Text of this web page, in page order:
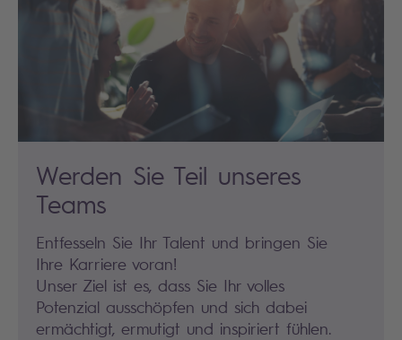
Werden Sie Teil unseres
Teams
Entfesseln Sie Ihr Talent und bringen Sie
Ihre Karriere voran!
Unser Ziel ist es, dass Sie Ihr volles
Potenzial ausschöpfen und sich dabei
ermächtigt, ermutigt und inspiriert fühlen.